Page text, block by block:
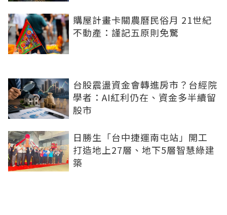
購屋計畫卡關農曆民俗月 21世紀
不動產：謹記五原則免驚
台股震盪資金會轉進房市？台經院
學者：AI紅利仍在、資金多半續留
股市
日勝生「台中捷運南屯站」開工
打造地上27層、地下5層智慧綠建
築